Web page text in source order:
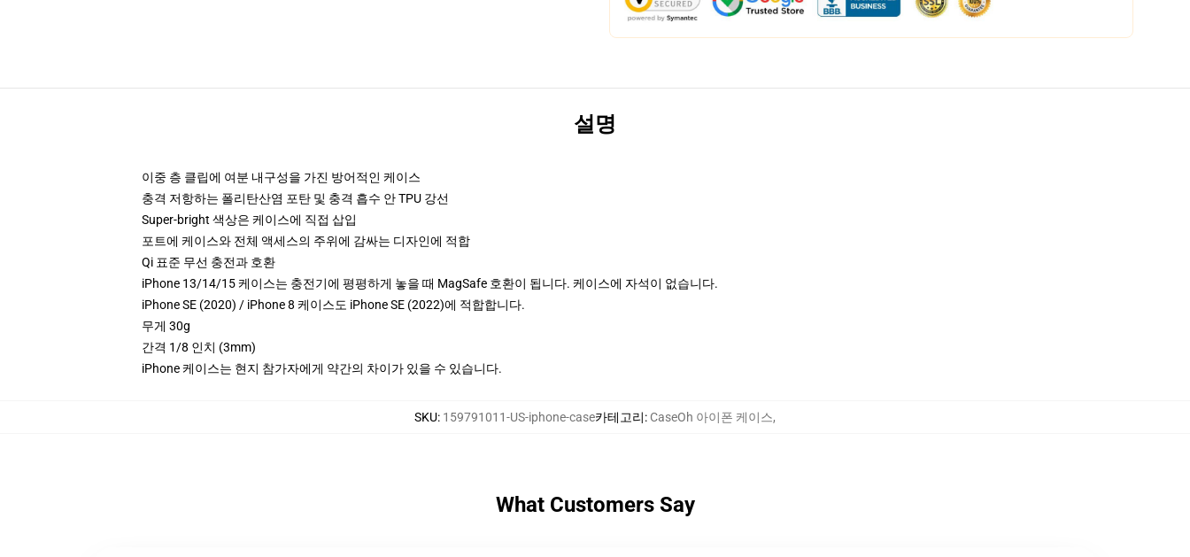
설명
이중 층 클립에 여분 내구성을 가진 방어적인 케이스
충격 저항하는 폴리탄산염 포탄 및 충격 흡수 안 TPU 강선
Super-bright 색상은 케이스에 직접 삽입
포트에 케이스와 전체 액세스의 주위에 감싸는 디자인에 적합
Qi 표준 무선 충전과 호환
iPhone 13/14/15 케이스는 충전기에 평평하게 놓을 때 MagSafe 호환이 됩니다. 케이스에 자석이 없습니다.
iPhone SE (2020) / iPhone 8 케이스도 iPhone SE (2022)에 적합합니다.
무게 30g
간격 1/8 인치 (3mm)
iPhone 케이스는 현지 참가자에게 약간의 차이가 있을 수 있습니다.
SKU: 159791011-US-iphone-case카테고리: CaseOh 아이폰 케이스,
What Customers Say